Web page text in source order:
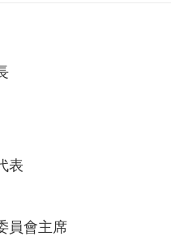
表
員會主席